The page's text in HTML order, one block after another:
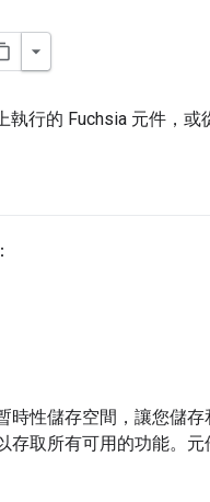
行的 Fuchsia 元件，或
性儲存空間，讓您儲存
存取所有可用的功能。元